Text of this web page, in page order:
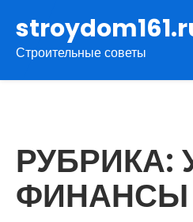
содержимому
Строительные советы
РУБРИКА:
ФИНАНСЫ